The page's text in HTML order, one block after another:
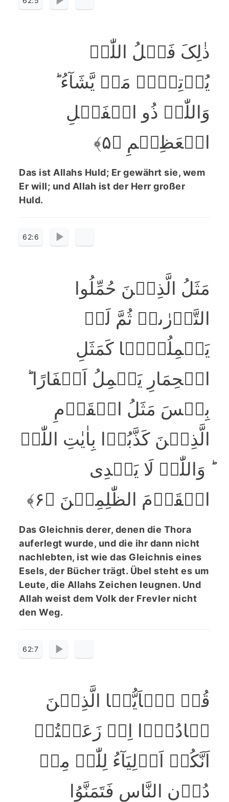
ذٰلِکَ فَضۡلُ اللّٰہِ
یُؤۡتِیۡہِ مَنۡ یَّشَآءُ ؕ
وَاللّٰہُ ذُو الۡفَضۡلِ
الۡعَظِیۡمِ ﴿۵﴾
Das ist Allahs Huld; Er gewährt sie, wem
Er will; und Allah ist der Herr großer
Huld.
62:6
مَثَلُ الَّذِیۡنَ حُمِّلُوا
التَّوۡرٰٮۃَ ثُمَّ لَمۡ
یَحۡمِلُوۡہَا کَمَثَلِ
الۡحِمَارِ یَحۡمِلُ اَسۡفَارًا ؕ
بِئۡسَ مَثَلُ الۡقَوۡمِ
الَّذِیۡنَ کَذَّبُوۡا بِاٰیٰتِ اللّٰہِ
ؕ وَاللّٰہُ لَا یَہۡدِی
الۡقَوۡمَ الظّٰلِمِیۡنَ ﴿۶﴾
Das Gleichnis derer, denen die Thora
auferlegt wurde, und die ihr dann nicht
nachlebten, ist wie das Gleichnis eines
Esels, der Bücher trägt. Übel steht es um
Leute, die Allahs Zeichen leugnen. Und
Allah weist dem Volk der Frevler nicht
den Weg.
62:7
قُلۡ یٰۤاَیُّہَا الَّذِیۡنَ
ہَادُوۡۤا اِنۡ زَعَمۡتُمۡ
اَنَّکُمۡ اَوۡلِیَآءُ لِلّٰہِ مِنۡ
دُوۡنِ النَّاسِ فَتَمَنَّوُا